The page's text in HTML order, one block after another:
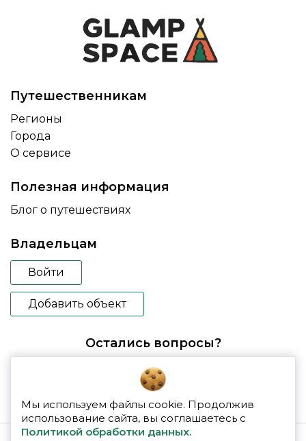
Путешественникам
Регионы
Города
О сервисе
Полезная информация
Блог о путешествиях
Владельцам
Войти
Добавить объект
Остались вопросы?
booking@glampspace.ru
Мы используем файлы cookie. Продолжив
использование сайта, вы соглашаетесь с
Политикой обработки данных.